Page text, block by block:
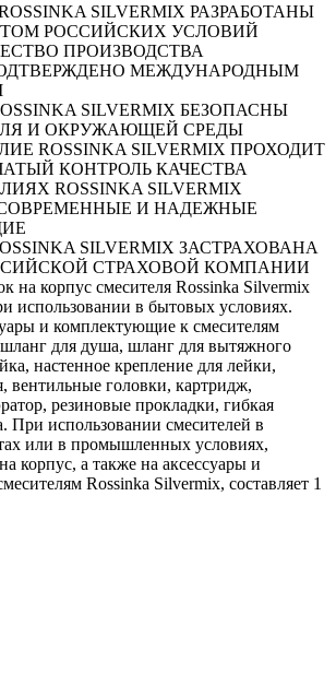
SILVERMIX РАЗРАБОТАНЫ
РОССИЙСКИХ УСЛОВИЙ
ПРОИЗВОДСТВА
МЕЖДУНАРОДНЫМ
SILVERMIX БЕЗОПАСНЫ
И ОКРУЖАЮЩЕЙ СРЕДЫ
ROSSINKA SILVERMIX ПРОХОДИТ
КОНТРОЛЬ КАЧЕСТВА
ROSSINKA SILVERMIX
И НАДЕЖНЫЕ
SILVERMIX ЗАСТРАХОВАНА
СТРАХОВОЙ КОМПАНИИ
на корпус смесителя Rossinka Silvermix
использовании в бытовых условиях.
и комплектующие к смесителям
для душа, шланг для вытяжного
настенное крепление для лейки,
вентильные головки, картридж,
резиновые прокладки, гибкая
При использовании смесителей в
или в промышленных условиях,
корпус, а также на аксессуары и
Rossinka Silvermix, составляет 1